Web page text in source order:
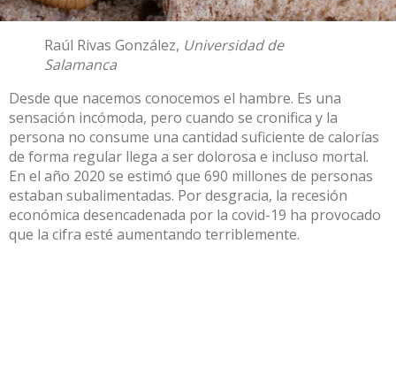
Raúl Rivas González, Universidad de
Salamanca
Desde que nacemos conocemos el hambre. Es una
sensación incómoda, pero cuando se cronifica y la
persona no consume una cantidad suficiente de calorías
de forma regular llega a ser dolorosa e incluso mortal.
En el año 2020 se estimó que 690 millones de personas
estaban subalimentadas. Por desgracia, la recesión
económica desencadenada por la covid-19 ha provocado
que la cifra esté aumentando terriblemente.